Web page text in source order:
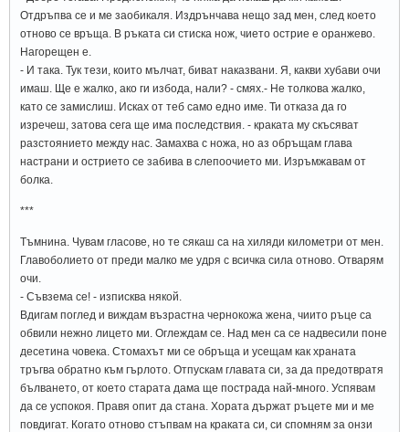
Отдръпва се и ме заобикаля. Издрънчава нещо зад мен, след което
отново се връща. В ръката си стиска нож, чието острие е оранжево.
Нагорещен е.
- И така. Тук тези, които мълчат, биват наказвани. Я, какви хубави очи
имаш. Ще е жалко, ако ги избода, нали? - смях.- Не толкова жалко,
като се замислиш. Исках от теб само едно име. Ти отказа да го
изречеш, затова сега ще има последствия. - краката му скъсяват
разстоянието между нас. Замахва с ножа, но аз обръщам глава
настрани и острието се забива в слепоочието ми. Изръмжавам от
болка.
***
Тъмнина. Чувам гласове, но те сякаш са на хиляди километри от мен.
Главоболието от преди малко ме удря с всичка сила отново. Отварям
очи.
- Съвзема се! - изписква някой.
Вдигам поглед и виждам възрастна чернокожа жена, чиито ръце са
обвили нежно лицето ми. Оглеждам се. Над мен са се надвесили поне
десетина човека. Стомахът ми се обръща и усещам как храната
тръгва обратно към гърлото. Отпускам главата си, за да предотвратя
бълването, от което старата дама ще пострада най-много. Успявам
да се успокоя. Правя опит да стана. Хората държат ръцете ми и ме
повдигат. Когато отново стъпвам на краката си, си спомням за онзи